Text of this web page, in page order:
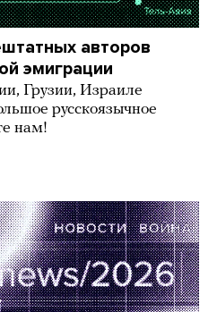
авторов
эмиграции
Грузии, Израиле
русскоязычное
нам!